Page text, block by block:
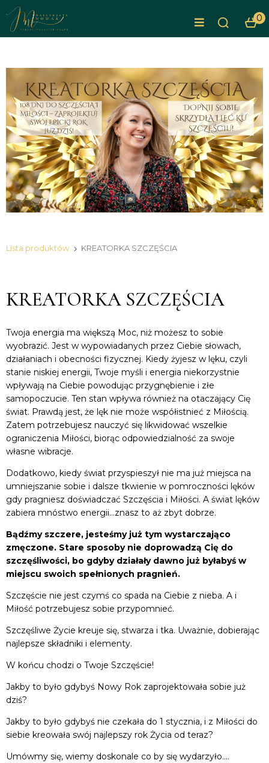
0
Lista produktów KREATORKA SZCZĘŚCIA
KREATORKA SZCZĘŚCIA
Twoja energia ma większą Moc, niż możesz to sobie
wyobrazić. Jest w wypowiadanych przez Ciebie słowach,
działaniach i obecności fizycznej. Kiedy żyjesz w lęku, czyli
stanie niskiej energii, Twoje myśli i energia niekorzystnie
wpływają na Ciebie powodując przygnębienie i złe
samopoczucie. Ten stan wpływa również na otaczający Cię
świat. Prawdą jest, że lęk nie może współistnieć z Miłością.
Zatem potrzebujesz nauczyć się likwidować wszelkie
ograniczenia Miłości, biorąc odpowiedzialność za swoje
własne wibracje.
Dodatkowo, kiedy świat przyspieszył nie ma już miejsca na
umniejszanie sobie i dalsze tkwienie w pomroczności lęków
gdy pragniesz doświadczać Szczęścia i Miłości. A świat lęków
zabiera mnóstwo energii…znasz to aż zbyt dobrze.
Bądźmy szczere, jesteśmy już tym wystarczająco
zmęczone. Stare sposoby nie doprowadzą Cię do
szczęśliwości, bo gdyby działały dawno już byłabyś w
miejscu swoich spełnionych pragnień.
Szczęście nie jest czymś co spada na Ciebie z nieba. A i
Miłość potrzebujesz sobie przypomnieć.
Szczęśliwe Życie kreuje się, stwarza i tka. Uważnie, dobierając
najlepsze składniki i elementy.
W końcu chodzi o Twoje Szczęście!
Jakby to było gdybyś Nowy Rok zaprojektowała sobie już
dziś?
Jakby to było gdybyś nie czekała do 1 stycznia, i z Miłości do
siebie kreowała swój najlepszy rok Życia od teraz?
Umówmy się, wiemy doskonale co by się wydarzyło….